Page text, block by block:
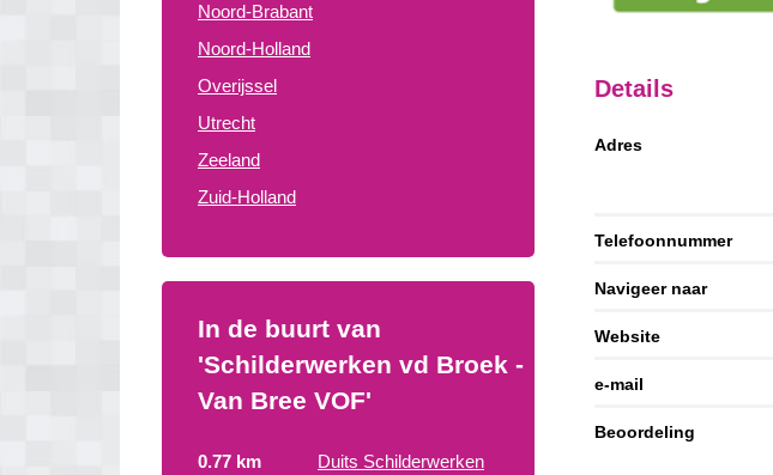
Noord-Brabant
Noord-Holland
Overijssel
Utrecht
Zeeland
Zuid-Holland
In de buurt van
'Schilderwerken vd Broek -
Van Bree VOF'
0.77 km
Duits Schilderwerken
Details
Adres
Telefoonnummer
Navigeer naar
Website
e-mail
Beoordeling